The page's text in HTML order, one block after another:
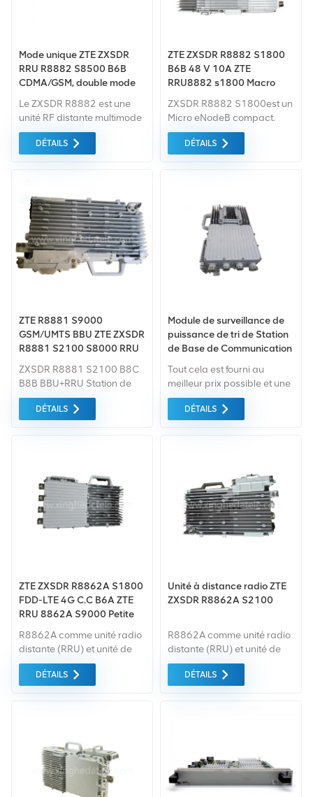
Mode unique ZTE ZXSDR
RRU R8882 S8500 B6B
CDMA/GSM, double mode
Le ZXSDR R8882 est une
unité RF distante multimode
qui prend en charge
2T2R/2T4R FDD. Il prend en
communication GSM, UMTS,
fonctionnalités compactes.
structure, grande capacité
et installation facile.
DÉTAILS
ZTE ZXSDR R8882 S1800
B6B 48 V 10A ZTE
RRU8882 s1800 Macro
ZXSDR R8882 S1800est un
Micro eNodeB compact.
Avec design intégré, ultra
petit taille et faible
R8882 S1800répond à un
couverture de hotspot
exigences en matière de
propreté, d'efficacité et de
faible coût. Il est appliqué
pour les hotspots, à
l'intérieur et la couverture
DÉTAILS
ZTE R8881 S9000
GSM/UMTS BBU ZTE ZXSDR
R8881 S2100 S8000 RRU
LED LTE DPC-R OLPB RIK
2T2R
ZXSDR R8881 S2100 B8C
B8B BBU+RRU Station de
base distribuée Unité RF à
distance GSM/CDMA/UMTS
de station de base sans fil et
communication de station
de base
DÉTAILS
Module de surveillance de
puissance de tri de Station
de Base de Communication
d'origine zte
Tout cela est fourni au
meilleur prix possible et une
grande quantité de la
rentabilité vous sera
DÉTAILS
ZTE ZXSDR R8862A S1800
FDD-LTE 4G C.C B6A ZTE
RRU 8862A S9000 Petite
CDMA
R8862A comme unité radio
distante (RRU) et unité de
bande de base (BBU)
comprennent la macro
DÉTAILS
Unité à distance radio ZTE
ZXSDR R8862A S2100
R8862A comme unité radio
distante (RRU) et unité de
bande de base (BBU)
comprennent la macro
DÉTAILS